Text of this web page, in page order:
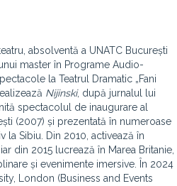
absolventă a UNATC București
master în Programe Audio-
la Teatrul Dramatic „Fani
Nijinski, după jurnalul lui
spectacolul de inaugurare al
(2007) și prezentată în numeroase
la Sibiu. Din 2010, activează în
din 2015 lucrează în Marea Britanie,
și evenimente imersive. În 2024
London (Business and Events